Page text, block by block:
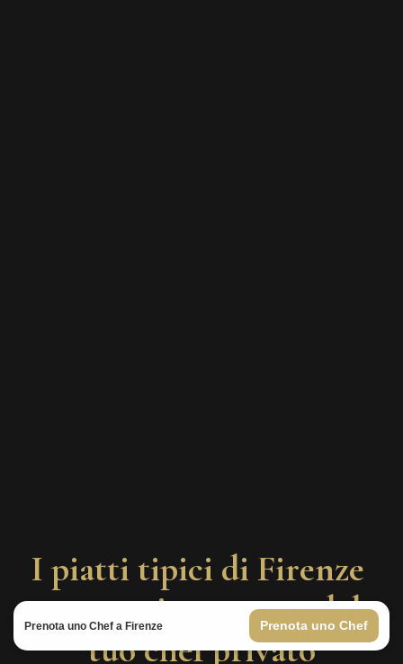
I piatti tipici di Firenze
preparati a casa tua dal
tuo chef privato
Prenota uno Chef a Firenze Prenota uno Chef